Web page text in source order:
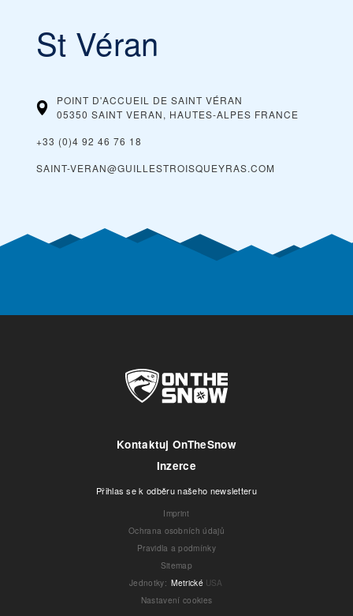
St Véran
POINT D'ACCUEIL DE SAINT VÉRAN
05350 SAINT VERAN, HAUTES-ALPES FRANCE
+33 (0)4 92 46 76 18
SAINT-VERAN@GUILLESTROISQUEYRAS.COM
Kontaktuj OnTheSnow
Inzerce
Přihlas se k odběru našeho newsletteru
Imprint
Ochrana osobních údajů
Pravidla a podmínky
Sitemap
Jednotky: Metrické USA
Nastavení cookies